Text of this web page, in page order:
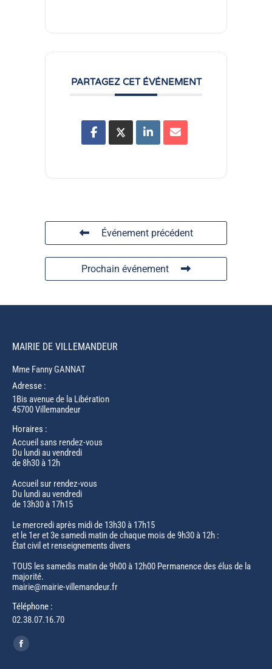
PARTAGEZ CET ÉVÉNEMENT
Événement précédent
Prochain événement
MAIRIE DE VILLEMANDEUR
Mme Fanny GANNAT
Adresse :
1Bis avenue de la Libération
45700 Villemandeur
Horaires :
Accueil sans rendez-vous
Du lundi au vendredi
de 8h30 à 12h
Accueil sur rendez-vous
Du lundi au vendredi
de 13h30 à 17h15
Le mercredi après midi de 13h30 à 17h15
et le 1er et 3e samedi matin de chaque mois de 9h30 à 12h :
État civil et renseignements divers
TOUS les samedis matin de 9h00 à 12h00 Permanence des élus de la
majorité.
mairie@mairie-villemandeur.fr
Téléphone :
02.38.07.16.70
Trouvez nous sur :
Facebook